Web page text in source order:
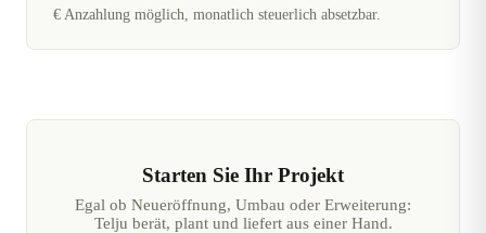
€ Anzahlung möglich, monatlich steuerlich absetzbar.
Starten Sie Ihr Projekt
Egal ob Neueröffnung, Umbau oder Erweiterung:
Telju berät, plant und liefert aus einer Hand.